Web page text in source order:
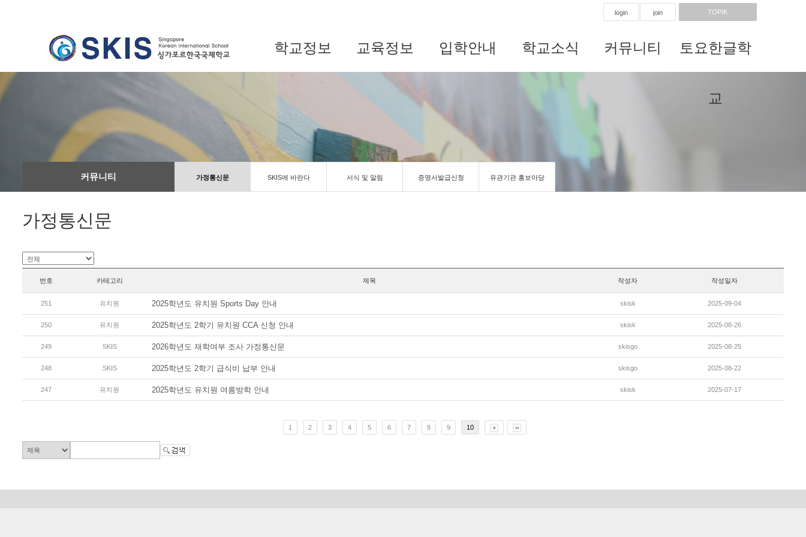
login join TOPIK
학교정보 교육정보 입학안내 학교소식 커뮤니티 토요한글학
교
커뮤니티 가정통신문 SKIS에 바란다 서식 및 알림 증명서발급신청 유관기관 홍보마당
가정통신문
번호 카테고리 제목 작성자 작성일자
251 유치원 2025학년도 유치원 Sports Day 안내 skisk 2025-09-04
250 유치원 2025학년도 2학기 유치원 CCA 신청 안내 skisk 2025-08-26
249 SKIS 2026학년도 재학여부 조사 가정통신문 skisgo 2025-08-25
248 SKIS 2025학년도 2학기 급식비 납부 안내 skisgo 2025-08-22
247 유치원 2025학년도 유치원 여름방학 안내 skisk 2025-07-17
1 2 3 4 5 6 7 8 9 10